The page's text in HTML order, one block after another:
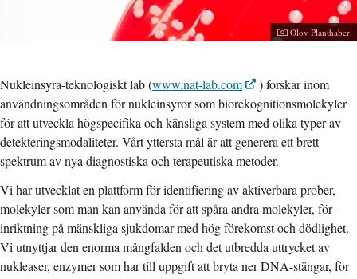
Fotograf:
Olov Planthaber
Nukleinsyra-teknologiskt lab (www.nat-lab.com
) forskar inom
användningsområden för nukleinsyror som biorekognitionsmolekyler
för att utveckla högspecifika och känsliga system med olika typer av
detekteringsmodaliteter. Vårt yttersta mål är att generera ett brett
spektrum av nya diagnostiska och terapeutiska metoder.
Vi har utvecklat en plattform för identifiering av aktiverbara prober,
molekyler som man kan använda för att spåra andra molekyler, för
inriktning på mänskliga sjukdomar med hög förekomst och dödlighet.
Vi utnyttjar den enorma mångfalden och det utbredda uttrycket av
nukleaser, enzymer som har till uppgift att bryta ner DNA-stängar, för